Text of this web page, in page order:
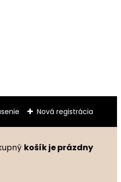
Nová registrácia